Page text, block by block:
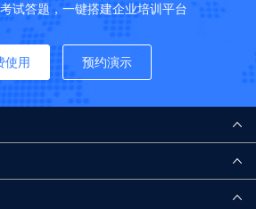
试答题，一键搭建企业培训平台
使用 预约演示